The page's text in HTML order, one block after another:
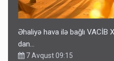
Əhaliyə hava ilə bağlı VACİB
dan…
7 Avqust 09:15